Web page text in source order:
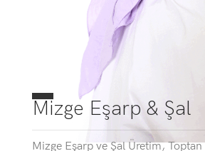
Mizge Eşarp & Şal
Mizge Eşarp ve Şal Üretim, Toptan